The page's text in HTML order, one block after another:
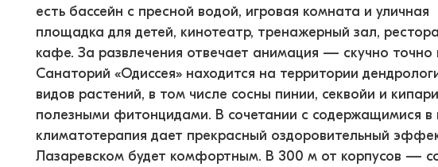
есть бассейн с пресной водой, игровая комната и уличная
площадка для детей, кинотеатр, тренажерный зал,
кафе. За развлечения отвечает анимация — скучно точно
Санаторий «Одиссея» находится на территории
видов растений, в том числе сосны пинии, секвойи и
полезными фитонцидами. В сочетании с содержащимися в
климатотерапия дает прекрасный оздоровительный
Лазаревском будет комфортным. В 300 м от корпусов —